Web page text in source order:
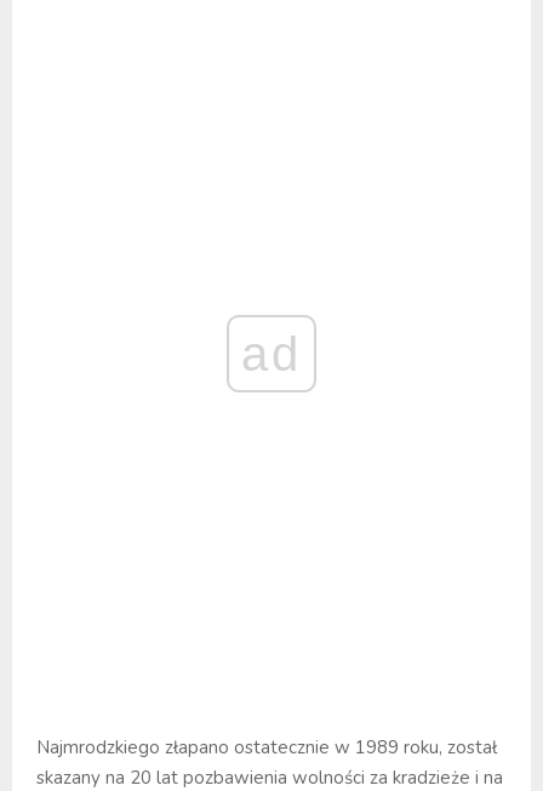
ad
Najmrodzkiego złapano ostatecznie w 1989 roku, został
skazany na 20 lat pozbawienia wolności za kradzieże i na